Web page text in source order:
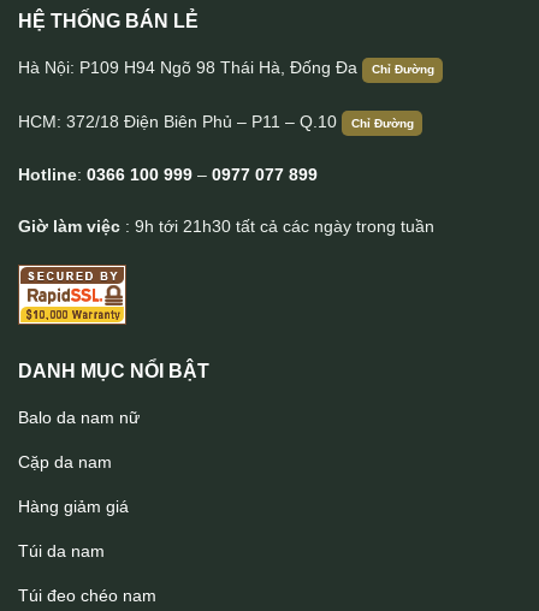
Túi da đeo lưng Lano thời trang TDL46
Túi da đeo lưng Lano thời trang TDL46
HỆ THỐNG BÁN LẺ
Hà Nội: P109 H94 Ngõ 98 Thái Hà, Đống Đa Chỉ Đường
HCM: 372/18 Điện Biên Phủ – P11 – Q.10 Chỉ Đường
Hotline: 0366 100 999 – 0977 077 899
Giờ làm việc : 9h tới 21h30 tất cả các ngày trong tuần
DANH MỤC NỔI BẬT
Balo da nam nữ
Cặp da nam
Hàng giảm giá
Túi da nam
Túi đeo chéo nam